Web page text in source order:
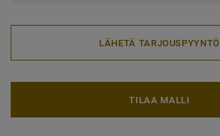
LÄHETÄ TARJOUSPYYNTÖ
TILAA MALLI